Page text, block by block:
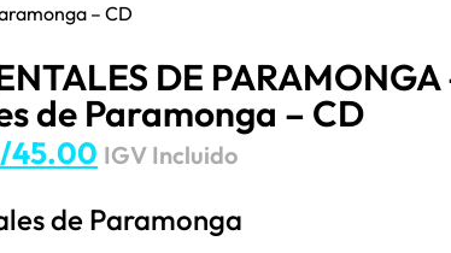
– CD
DE PARAMONGA
de Paramonga – CD
45.00 IGV Incluido
de Paramonga